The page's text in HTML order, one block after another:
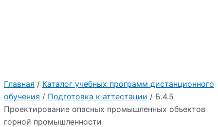
Главная / Каталог учебных программ дистанционного
обучения / Подготовка к аттестации / Б.4.5
Проектирование опасных промышленных объектов
горной промышленности